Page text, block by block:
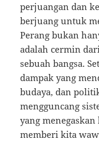
perjuangan dan
berjuang untuk
Perang bukan
adalah cermin
sebuah bangsa.
dampak yang
budaya, dan
mengguncang
yang
memberi kita